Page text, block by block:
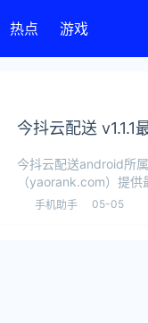
热点 游戏
今抖云配送
今抖云配送android所
（yaorank.com）提
手机助手 05-05